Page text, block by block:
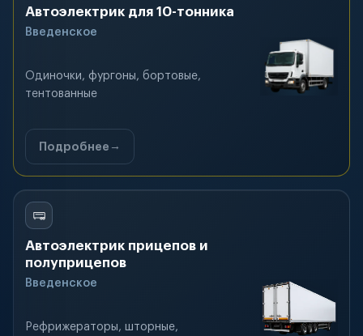
Автоэлектрик для 10-тонника
Введенское
Одиночки, фургоны, бортовые,
тентованные
Подробнее
Автоэлектрик прицепов и
полуприцепов
Введенское
Рефрижераторы, шторные,